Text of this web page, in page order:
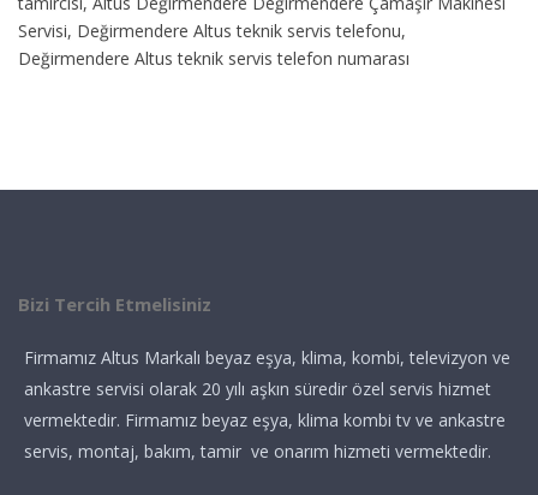
Servisi, Değirmendere Altus teknik servis telefonu,
Değirmendere Altus teknik servis telefon numarası
Bizi Tercih Etmelisiniz
Firmamız Altus Markalı beyaz eşya, klima, kombi, televizyon ve
ankastre servisi olarak 20 yılı aşkın süredir özel servis hizmet
vermektedir. Firmamız beyaz eşya, klima kombi tv ve ankastre
servis, montaj, bakım, tamir ve onarım hizmeti vermektedir.